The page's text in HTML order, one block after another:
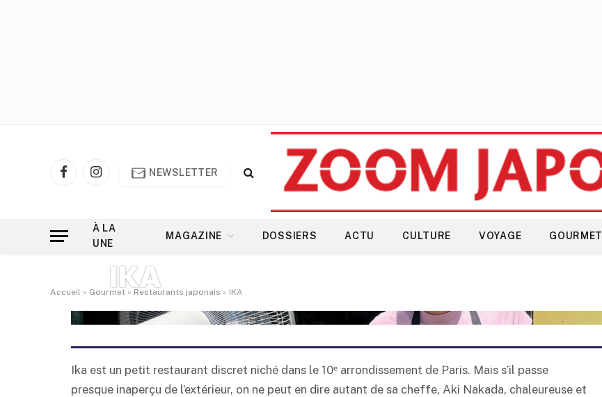
FacebookInstagram
NEWSLETTER
À LA
UNE
MAGAZINE DOSSIERS ACTU CULTURE VOYAGE GOURMET
Accueil » Gourmet » Restaurants japonais » IKA
IKA
Ika est un petit restaurant discret niché dans le 10ᵉ arrondissement de Paris. Mais s’il passe
presque inaperçu de l’extérieur, on ne peut en dire autant de sa cheffe, Aki Nakada, chaleureuse et